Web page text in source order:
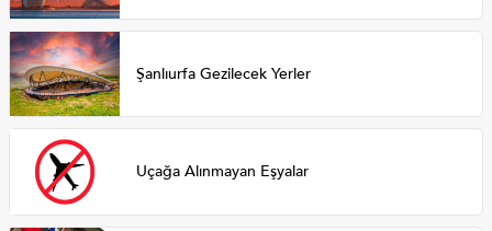
Şanlıurfa Gezilecek Yerler
Uçağa Alınmayan Eşyalar